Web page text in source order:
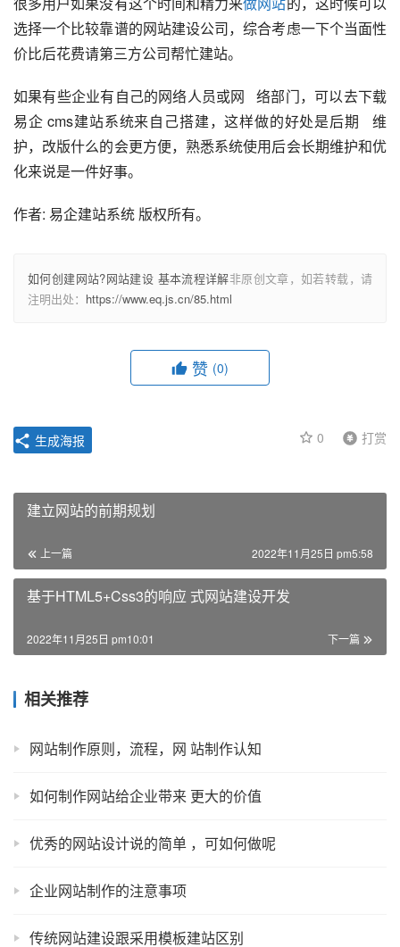
选择一个比较靠谱的网站建设公司，综合考虑一下个当面性
价比后花费请第三方公司帮忙建站。
如果有些企业有自己的网络人员或网   络部门，可以去下载
易企 cms建站系统来自己搭建，这样做的好处是后期   维
护，改版什么的会更方便，熟悉系统使用后会长期维护和优
化来说是一件好事。
作者: 易企建站系统 版权所有。
如何创建网站?网站建设 基本流程详解非原创文章，如若转载，请
注明出处： https://www.eq.js.cn/85.html
赞 (0)
0 打赏
生成海报
建立网站的前期规划
上一篇 2022年11月25日 pm5:58
基于HTML5+Css3的响应 式网站建设开发
下一篇
2022年11月25日 pm10:01
相关推荐
网站制作原则，流程，网 站制作认知
如何制作网站给企业带来 更大的价值
优秀的网站设计说的简单 ，可如何做呢
企业网站制作的注意事项
传统网站建设跟采用模板建站区别